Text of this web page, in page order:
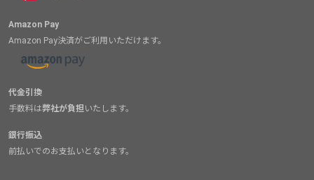
Amazon Pay
Amazon Pay決済がご利用いただけます。
代金引換
手数料は弊社が負担 いたします。
銀行振込
前払いでのお支払いとなります。